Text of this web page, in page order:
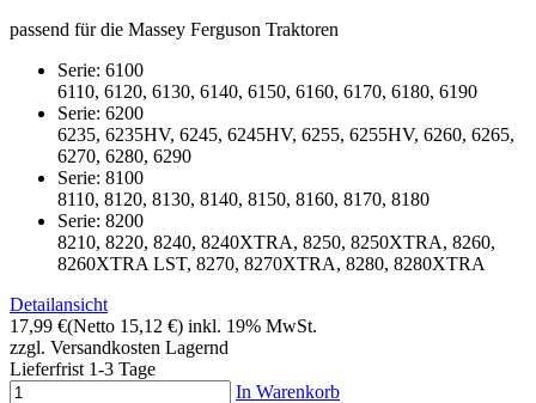
passend für die Massey Ferguson Traktoren
Serie: 6100
6110, 6120, 6130, 6140, 6150, 6160, 6170, 6180, 6190
Serie: 6200
6235, 6235HV, 6245, 6245HV, 6255, 6255HV, 6260, 6265,
6270, 6280, 6290
Serie: 8100
8110, 8120, 8130, 8140, 8150, 8160, 8170, 8180
Serie: 8200
8210, 8220, 8240, 8240XTRA, 8250, 8250XTRA, 8260,
8260XTRA LST, 8270, 8270XTRA, 8280, 8280XTRA
Detailansicht
17,99 €(Netto 15,12 €) inkl. 19% MwSt.
zzgl. Versandkosten Lagernd
Lieferfrist 1-3 Tage
In Warenkorb